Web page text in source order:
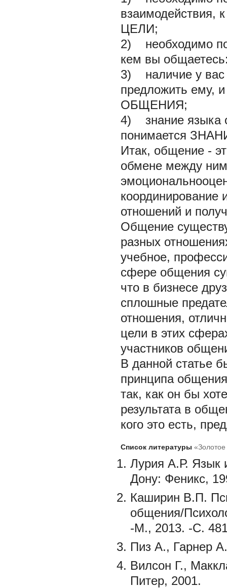
взаимодействия,
ЦЕЛИ;
2) необходимо
кем вы
3) наличие у вас
предложить ему,
ОБЩЕНИЯ;
4) знание языка
понимается
Итак, общение -
обмене между
координирование
отношений и
Общение
разных
учебное,
сфере общения
что в бизнесе
сплошные
отношения,
цели в этих
участников
В данной статье
принципа
так, как он бы
результата в
кого это есть,
Список литературы
Лурия А.Р. Язык
Дону: Феникс,
Каширин В.П.
общения/
-М., 2013. -С.
Пиз А., Гарнер
Вилсон Г.,
Питер, 2001.